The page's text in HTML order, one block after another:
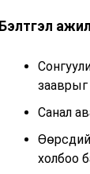
Бэлтгэл
зааврыг
Санал
холбоо